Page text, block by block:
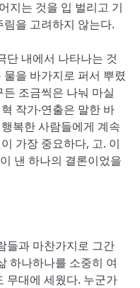
지는 것을 입 벌리고 기
을 고려하지 않는다.
단 내에서 나타나는 것
을 바가지로 퍼서 뿌렸
조금씩은 나눠 마실
작가‧연출은 말한 바
복한 사람들에게 계속
가장 중요하다, 고. 이
낸 하나의 결론이었을
들과 마찬가지로 그간
하나하나를 소중히 여
무대에 세웠다. 누군가